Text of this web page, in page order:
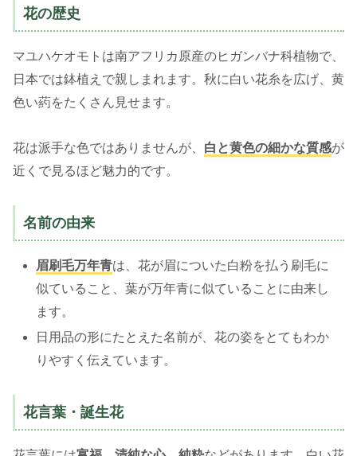
花の歴史
マユハケオモトは南アフリカ原産のヒガンバナ科植物で、
日本では鉢植えで親しまれます。秋に白い花糸を広げ、黄
色い葯をたくさん見せます。
花は派手な色ではありませんが、 白と黄色の細かな質感が
近くで見るほど魅力的です。
名前の由来
眉刷毛万年青は、花が眉についた白粉を払う刷毛に
似ていること、葉が万年青に似ていることに由来し
ます。
日用品の形にたとえた名前が、花の姿をとてもわか
りやすく伝えています。
花言葉・誕生花